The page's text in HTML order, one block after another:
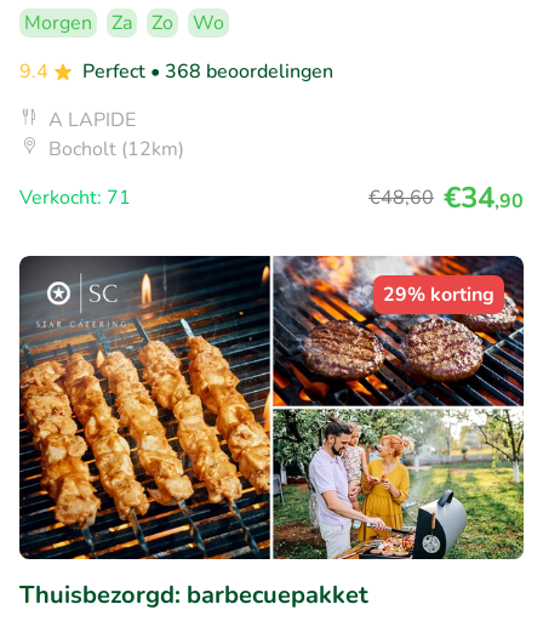
Morgen Za Zo
Wo
9.4
Perfect • 368 beoordelingen
A LAPIDE
Bocholt (12km)
Verkocht: 71
€48,60 €34,90
29% korting
Thuisbezorgd: barbecuepakket